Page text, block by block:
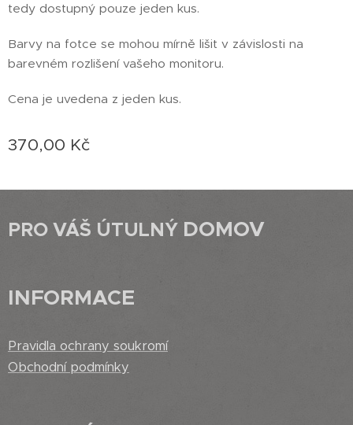
tedy dostupný pouze jeden kus.
Barvy na fotce se mohou mírně lišit v závislosti na
barevném rozlišení vašeho monitoru.
Cena je uvedena z jeden kus.
370,00 Kč
PRO VÁŠ ÚTULNÝ DOMOV
INFORMACE
Pravidla ochrany soukromí
Obchodní podmínky